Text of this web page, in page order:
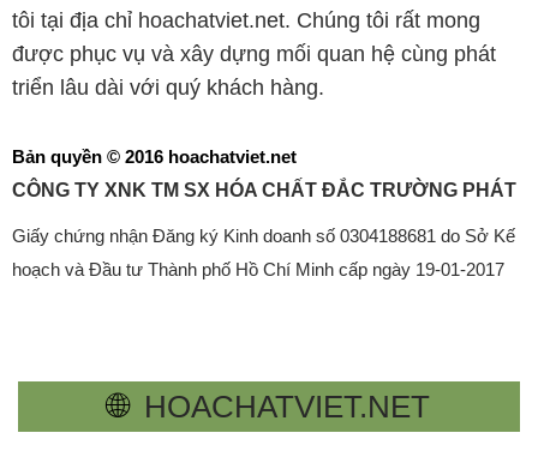
tôi tại địa chỉ hoachatviet.net. Chúng tôi rất mong
được phục vụ và xây dựng mối quan hệ cùng phát
triển lâu dài với quý khách hàng.
Bản quyền © 2016 hoachatviet.net
CÔNG TY XNK TM SX HÓA CHẤT ĐẮC TRƯỜNG PHÁT
Giấy chứng nhận Đăng ký Kinh doanh số 0304188681 do Sở Kế
hoạch và Đầu tư Thành phố Hồ Chí Minh cấp ngày 19-01-2017
🌐 HOACHATVIET.NET